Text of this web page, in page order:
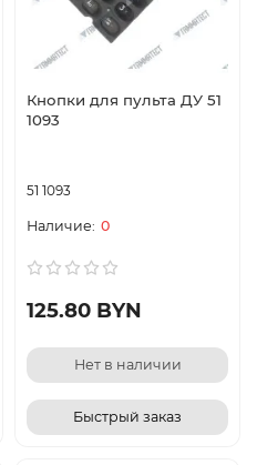
Кнопки для пульта ДУ 51
1093
51 1093
0
125.80 BYN
Нет в наличии
Быстрый заказ